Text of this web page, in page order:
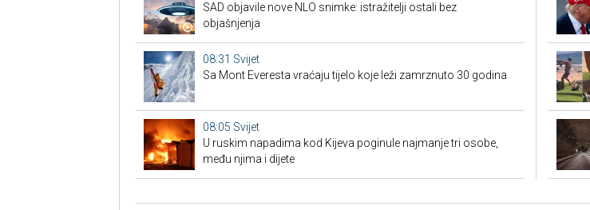
SAD objavile nove NLO snimke: istražitelji ostali bez
objašnjenja
08:31 Svijet
Sa Mont Everesta vraćaju tijelo koje leži zamrznuto 30 godina
08:05 Svijet
U ruskim napadima kod Kijeva poginule najmanje tri osobe,
među njima i dijete